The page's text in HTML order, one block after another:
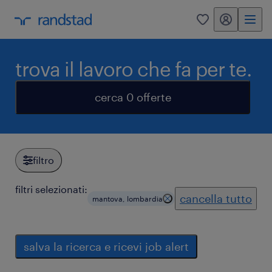
0 my randstad
trova il lavoro che fa per te.
cerca 0 offerte
filtro
filtri selezionati:
mantova, lombardia cancella tutto
salva la ricerca e ricevi job alert